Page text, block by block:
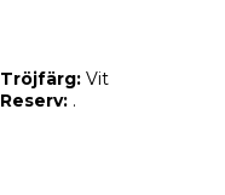
Tröjfärg: Vit
Reserv: .